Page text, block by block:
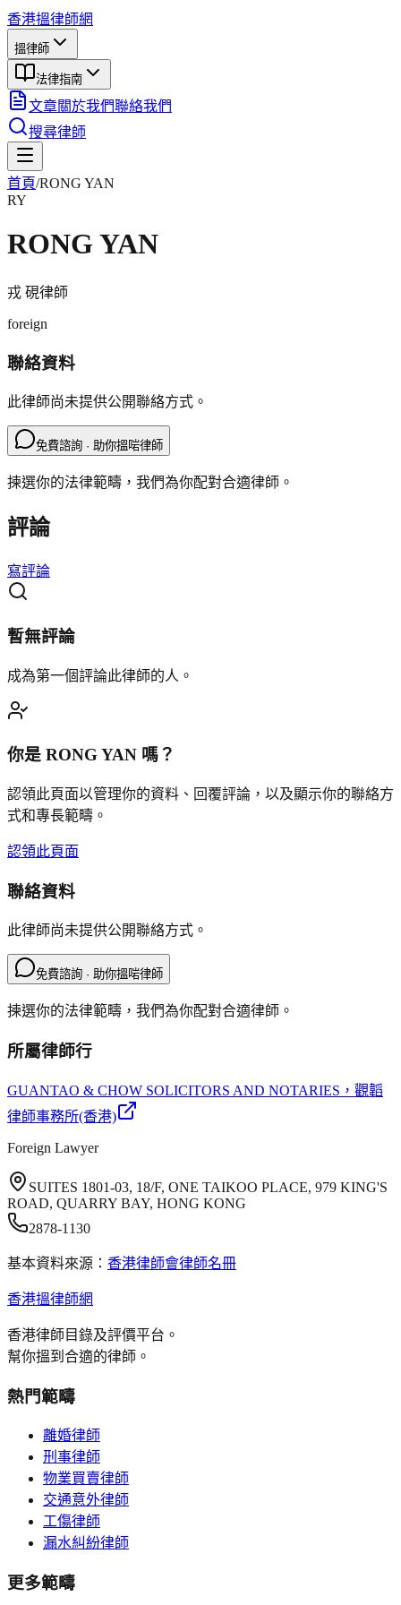
香港搵律師網
搵律師
法律指南
文章關於我們聯絡我們
搜尋律師
首頁/RONG YAN
RY
RONG YAN
戎 硯律師
foreign
聯絡資料
此律師尚未提供公開聯絡方式。
免費諮詢 · 助你搵啱律師
揀選你的法律範疇，我們為你配對合適律師。
評論
寫評論
暫無評論
成為第一個評論此律師的人。
你是 RONG YAN 嗎？
認領此頁面以管理你的資料、回覆評論，以及顯示你的聯絡方
式和專長範疇。
認領此頁面
聯絡資料
此律師尚未提供公開聯絡方式。
免費諮詢 · 助你搵啱律師
揀選你的法律範疇，我們為你配對合適律師。
所屬律師行
GUANTAO & CHOW SOLICITORS AND NOTARIES ，觀韜
律師事務所(香港)
Foreign Lawyer
SUITES 1801-03, 18/F, ONE TAIKOO PLACE, 979 KING'S
ROAD, QUARRY BAY, HONG KONG
2878-1130
基本資料來源： 香港律師會律師名冊
香港搵律師網
香港律師目錄及評價平台。
幫你搵到合適的律師。
熱門範疇
離婚律師
刑事律師
物業買賣律師
交通意外律師
工傷律師
漏水糾紛律師
更多範疇